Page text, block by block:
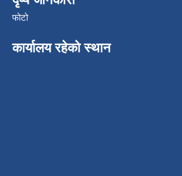
फोटो
कार्यालय रहेको स्थान